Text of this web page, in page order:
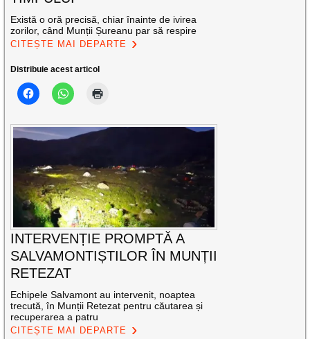
Există o oră precisă, chiar înainte de ivirea
zorilor, când Munții Șureanu par să respire
CITEȘTE MAI DEPARTE
Distribuie acest articol
INTERVENȚIE PROMPTĂ A
SALVAMONTIȘTILOR ÎN MUNȚII
RETEZAT
Echipele Salvamont au intervenit, noaptea
trecută, în Munții Retezat pentru căutarea și
recuperarea a patru
CITEȘTE MAI DEPARTE